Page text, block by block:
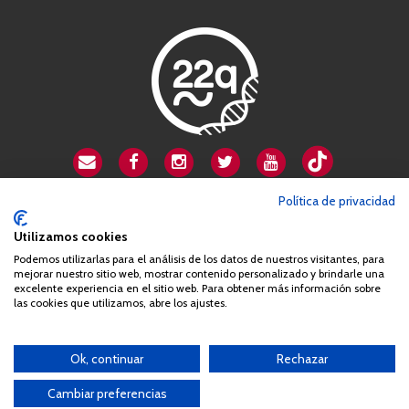
+34 663 812 863
distribución de la totalidad o parte de los contenidos del sitio web
sin el consentimiento por escrito de la Asociación España
Síndrome 22q11 (AES22q)
Política de privacidad
Utilizamos cookies
Podemos utilizarlas para el análisis de los datos de nuestros visitantes, para
mejorar nuestro sitio web, mostrar contenido personalizado y brindarle una
excelente experiencia en el sitio web. Para obtener más información sobre
las cookies que utilizamos, abre los ajustes.
Ok, continuar Rechazar
Cambiar preferencias